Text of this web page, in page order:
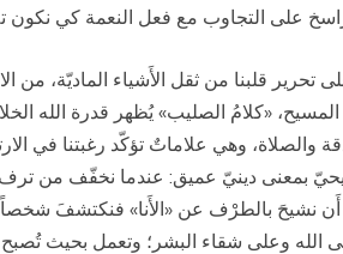
على التجاوب مع فعل النعمة كي نكون
قلبنا من ثقل الأَشياء الماديّة، من
«كلامُ الصليب» يُظهر قدرة الله
والصلاة، وهي علاماتٌ تؤكّد رغبتنا في
بمعنى دينيّ عميق: عندما نخفّف من ترف
نشيحَ بالطرْف عن «الأَنا» فنكتشفَ شخصاً
وعلى شقاء البشر؛ وتعمل بحيث تُصبح